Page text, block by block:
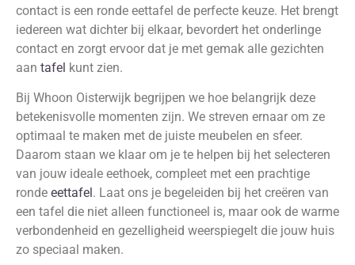
contact is een ronde eettafel de perfecte keuze. Het brengt
iedereen wat dichter bij elkaar, bevordert het onderlinge
contact en zorgt ervoor dat je met gemak alle gezichten
aan tafel kunt zien.
Bij Whoon Oisterwijk begrijpen we hoe belangrijk deze
betekenisvolle momenten zijn. We streven ernaar om ze
optimaal te maken met de juiste meubelen en sfeer.
Daarom staan we klaar om je te helpen bij het selecteren
van jouw ideale eethoek, compleet met een prachtige
ronde eettafel. Laat ons je begeleiden bij het creëren van
een tafel die niet alleen functioneel is, maar ook de warme
verbondenheid en gezelligheid weerspiegelt die jouw huis
zo speciaal maken.